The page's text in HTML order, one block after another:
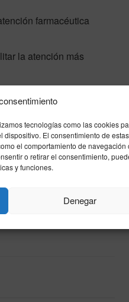
tecnologías como las cookies
dispositivo. El consentimiento de estas
el comportamiento de navegación
o retirar el consentimiento,
y funciones.
Denegar
farmacéutica
la atención más
Compartir 2
– Algeciras